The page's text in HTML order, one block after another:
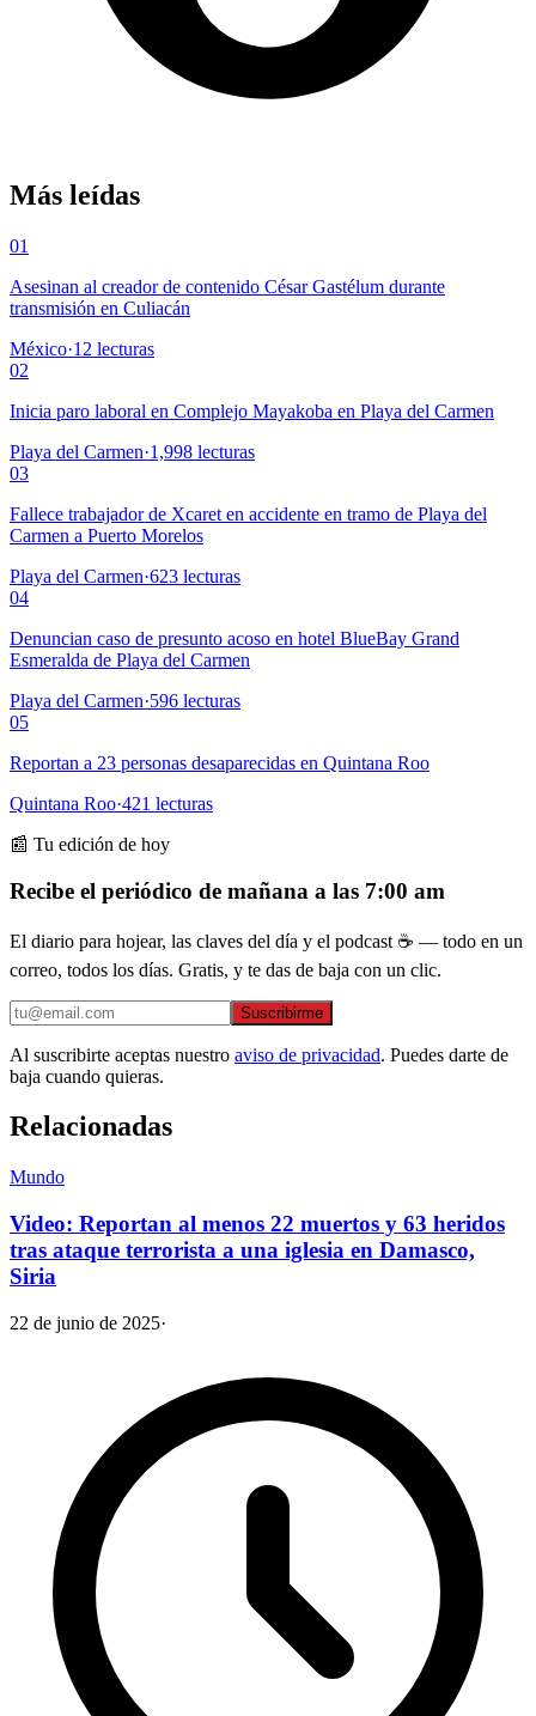
Más leídas
01
Asesinan al creador de contenido César Gastélum durante
transmisión en Culiacán
México·12 lecturas
02
Inicia paro laboral en Complejo Mayakoba en Playa del Carmen
Playa del Carmen·1,998 lecturas
03
Fallece trabajador de Xcaret en accidente en tramo de Playa del
Carmen a Puerto Morelos
Playa del Carmen·623 lecturas
04
Denuncian caso de presunto acoso en hotel BlueBay Grand
Esmeralda de Playa del Carmen
Playa del Carmen·596 lecturas
05
Reportan a 23 personas desaparecidas en Quintana Roo
Quintana Roo·421 lecturas
📰 Tu edición de hoy
Recibe el periódico de mañana a las 7:00 am
El diario para hojear, las claves del día y el podcast ☕ — todo en un
correo, todos los días. Gratis, y te das de baja con un clic.
Suscribirme
Al suscribirte aceptas nuestro aviso de privacidad. Puedes darte de
baja cuando quieras.
Relacionadas
Mundo
Video: Reportan al menos 22 muertos y 63 heridos
tras ataque terrorista a una iglesia en Damasco,
Siria
22 de junio de 2025·